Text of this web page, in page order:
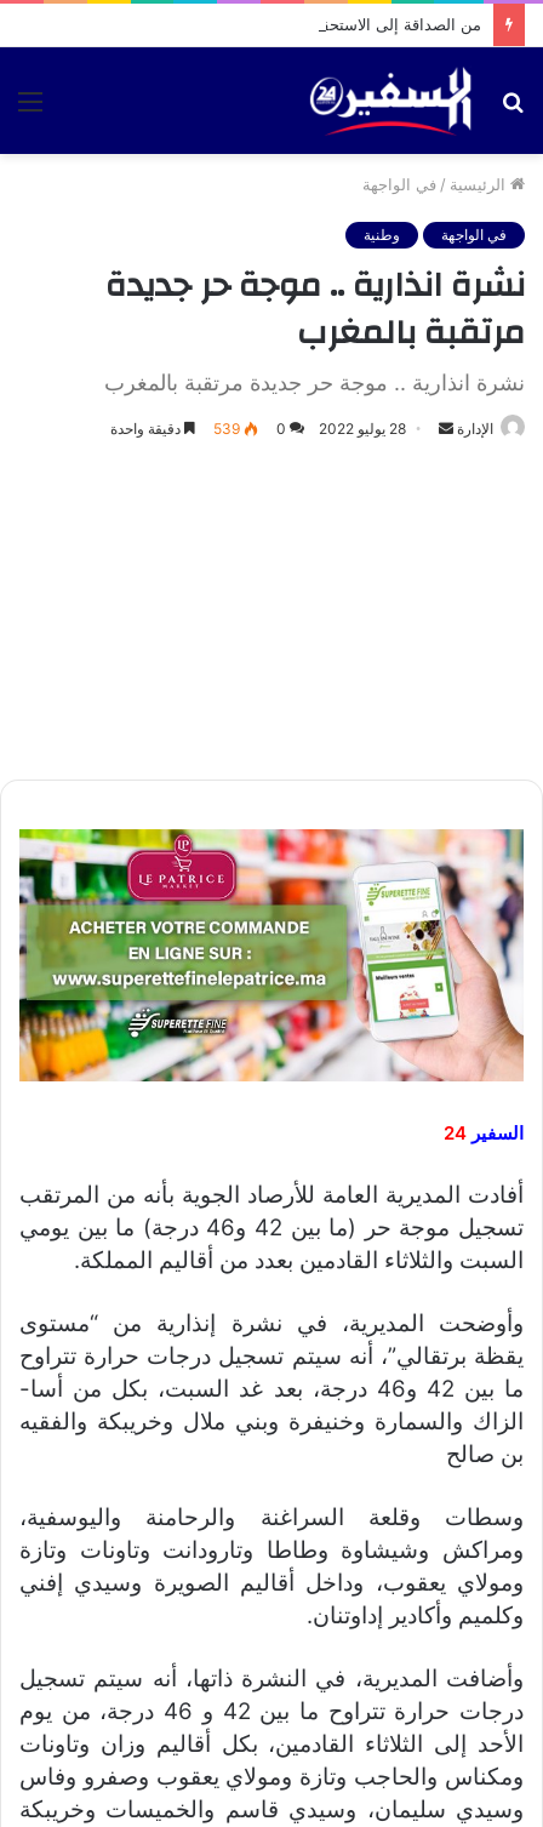
بحث
الرئيسية / في الواجهة
في الواجهة وطنية
نشرة انذارية .. موجة حر جديدة
مرتقبة بالمغرب
نشرة انذارية .. موجة حر جديدة مرتقبة بالمغرب
الإدارة
أرسل 28 يوليو 2022 0
539 دقيقة واحدة
السفير 24
أفادت المديرية العامة للأرصاد الجوية بأنه من المرتقب
تسجيل موجة حر (ما بين 42 و46 درجة) ما بين يومي
السبت والثلاثاء القادمين بعدد من أقاليم المملكة.
وأوضحت المديرية، في نشرة إنذارية من “مستوى
يقظة برتقالي”، أنه سيتم تسجيل درجات حرارة تتراوح
ما بين 42 و46 درجة، بعد غد السبت، بكل من أسا-
الزاك والسمارة وخنيفرة وبني ملال وخريبكة والفقيه
بن صالح
وسطات وقلعة السراغنة والرحامنة واليوسفية،
ومراكش وشيشاوة وطاطا وتارودانت وتاونات وتازة
ومولاي يعقوب، وداخل أقاليم الصويرة وسيدي إفني
وكلميم وأكادير إداوتنان.
وأضافت المديرية، في النشرة ذاتها، أنه سيتم تسجيل
درجات حرارة تتراوح ما بين 42 و 46 درجة، من يوم
الأحد إلى الثلاثاء القادمين، بكل أقاليم وزان وتاونات
ومكناس والحاجب وتازة ومولاي يعقوب وصفرو وفاس
وسيدي سليمان، وسيدي قاسم والخميسات وخريبكة